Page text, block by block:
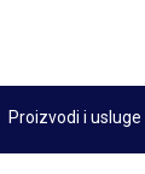
Proizvodi i usluge